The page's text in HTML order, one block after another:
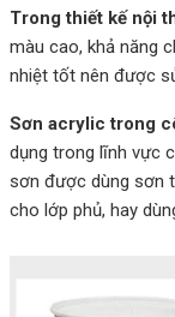
Trong thiết kế nội
màu cao, khả năng
nhiệt tốt nên được
Sơn acrylic trong
dụng trong lĩnh vực
sơn được dùng sơn
cho lớp phủ, hay